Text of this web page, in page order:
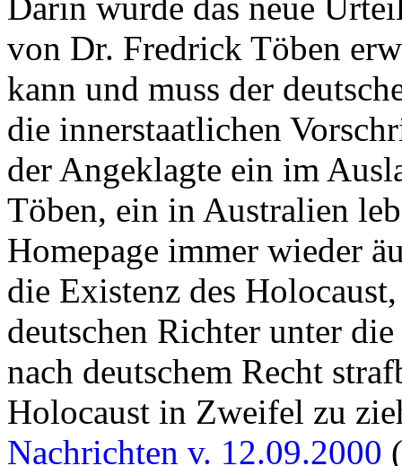
von Dr. Fredrick Töben
kann und muss der
die innerstaatlichen
der Angeklagte ein im
Töben, ein in Australien
Homepage immer wieder
die Existenz des
deutschen Richter unter
nach deutschem Recht
Holocaust in Zweifel zu
Nachrichten v. 12.09.2000